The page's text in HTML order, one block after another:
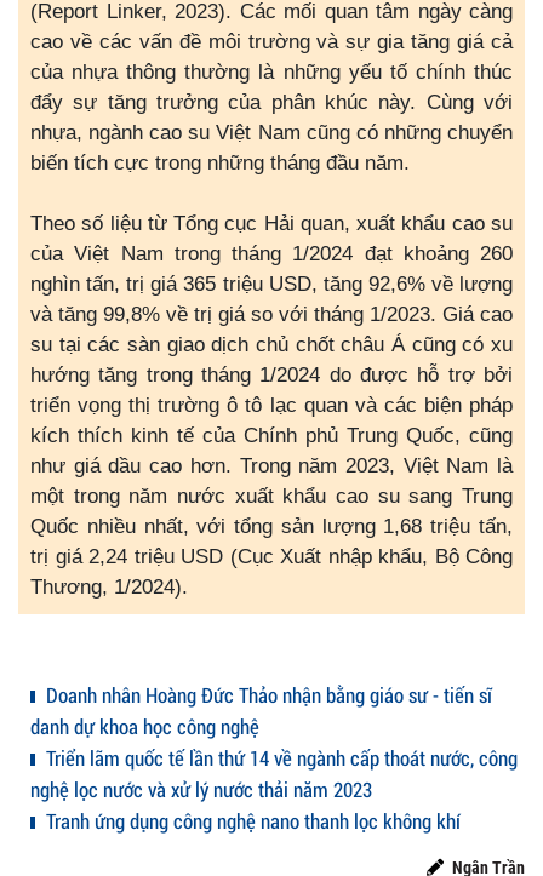
(Report Linker, 2023). Các mối quan tâm ngày càng
cao về các vấn đề môi trường và sự gia tăng giá cả
của nhựa thông thường là những yếu tố chính thúc
đẩy sự tăng trưởng của phân khúc này. Cùng với
nhựa, ngành cao su Việt Nam cũng có những chuyển
biến tích cực trong những tháng đầu năm.
Theo số liệu từ Tổng cục Hải quan, xuất khẩu cao su
của Việt Nam trong tháng 1/2024 đạt khoảng 260
nghìn tấn, trị giá 365 triệu USD, tăng 92,6% về lượng
và tăng 99,8% về trị giá so với tháng 1/2023. Giá cao
su tại các sàn giao dịch chủ chốt châu Á cũng có xu
hướng tăng trong tháng 1/2024 do được hỗ trợ bởi
triển vọng thị trường ô tô lạc quan và các biện pháp
kích thích kinh tế của Chính phủ Trung Quốc, cũng
như giá dầu cao hơn. Trong năm 2023, Việt Nam là
một trong năm nước xuất khẩu cao su sang Trung
Quốc nhiều nhất, với tổng sản lượng 1,68 triệu tấn,
trị giá 2,24 triệu USD (Cục Xuất nhập khẩu, Bộ Công
Thương, 1/2024).
Doanh nhân Hoàng Đức Thảo nhận bằng giáo sư - tiến sĩ
danh dự khoa học công nghệ
Triển lãm quốc tế lần thứ 14 về ngành cấp thoát nước, công
nghệ lọc nước và xử lý nước thải năm 2023
Tranh ứng dụng công nghệ nano thanh lọc không khí
Ngân Trần